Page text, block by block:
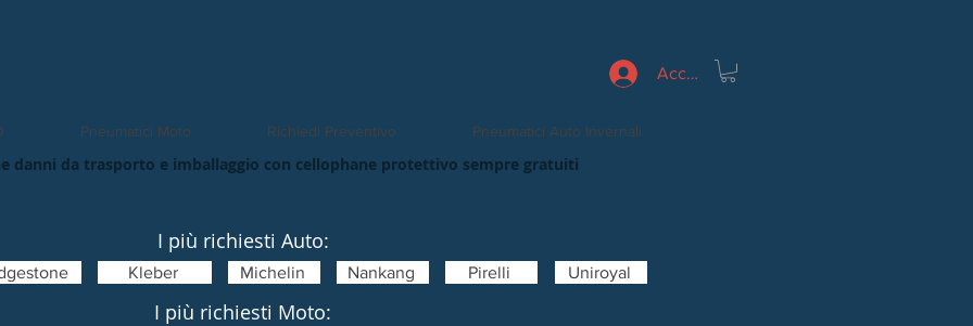
Accedi
Pneumatici Moto Richiedi Preventivo Pneumatici Auto Invernali
danni da trasporto e imballaggio con cellophane protettivo sempre gratuiti
I più richiesti Auto:
Kleber Michelin Nankang Pirelli Uniroyal
I più richiesti Moto: